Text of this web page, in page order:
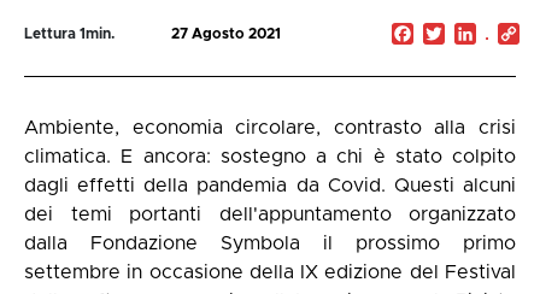
Lettura 1min. 27 Agosto 2021 Facebook
Twitter
Ambiente, economia circolare, contrasto alla crisi
climatica. E ancora: sostegno a chi è stato colpito
dagli effetti della pandemia da Covid. Questi alcuni
dei temi portanti dell'appuntamento organizzato
dalla Fondazione Symbola il prossimo primo
settembre in occasione della IX edizione del Festival